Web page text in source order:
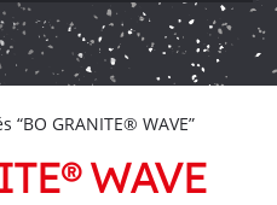
nous
nous
GRANITE® WAVE”
WAVE